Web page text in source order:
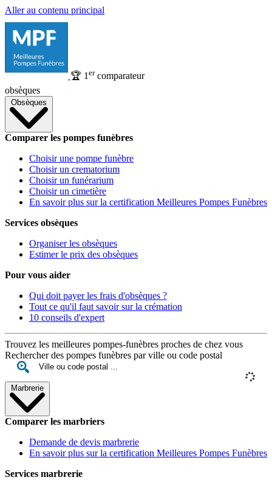
Aller au contenu principal
🏆 1 ercomparateur
obsèques
Obsèques
Comparer les pompes funèbres
Choisir une pompe funèbre
Choisir un crematorium
Choisir un funérarium
Choisir un cimetière
En savoir plus sur la certification Meilleures Pompes Funèbres
Services obsèques
Organiser les obsèques
Estimer le prix des obsèques
Pour vous aider
Qui doit payer les frais d'obsèques ?
Tout ce qu'il faut savoir sur la crémation
10 conseils d'expert
Trouvez les meilleures pompes-funèbres proches de chez vous
Rechercher des pompes funèbres par ville ou code postal
Marbrerie
Comparer les marbriers
Demande de devis marbrerie
En savoir plus sur la certification Meilleures Pompes Funèbres
Services marbrerie